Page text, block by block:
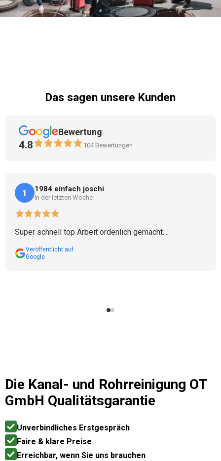
Das sagen unsere Kunden
Bewertung
4.8 104Bewertungen
1 1984 einfach joschi
in der letzten Woche
Super schnell top Arbeit ordenlich gemacht....
Veröffentlicht auf
Google
Die Kanal- und Rohrreinigung OT
GmbH Qualitätsgarantie
Unverbindliches Erstgespräch
Faire & klare Preise
Erreichbar, wenn Sie uns brauchen